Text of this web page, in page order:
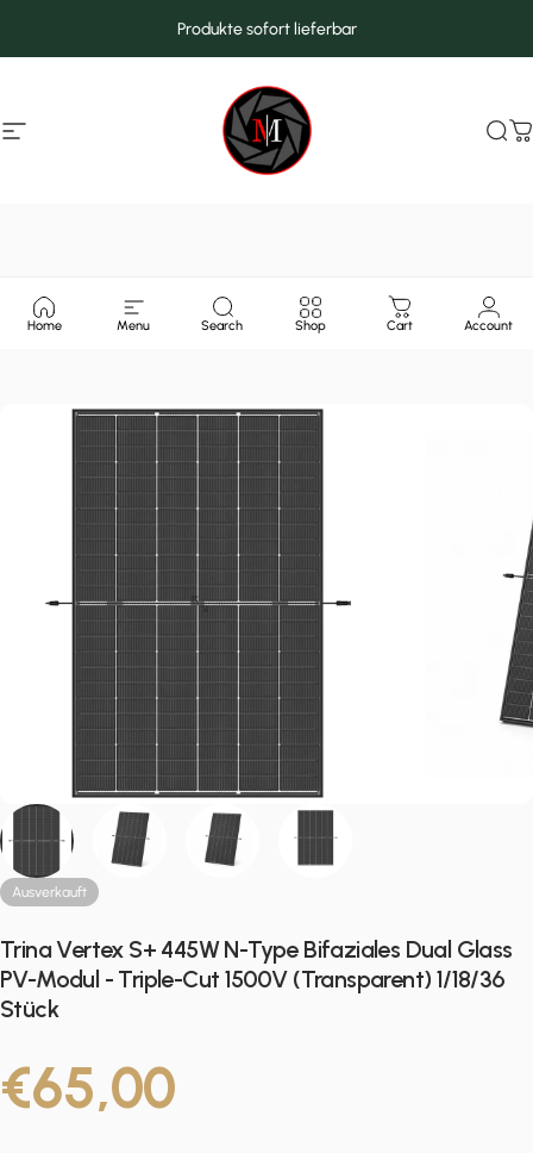
Produkte sofort lieferbar
Seitennavigation MarcMax Shop
Home Menu Search Shop Cart Account
Ausverkauft
Trina Vertex S+ 445W N-Type Bifaziales Dual Glass
PV-Modul - Triple-Cut 1500V (Transparent) 1/18/36
Stück
€65,00